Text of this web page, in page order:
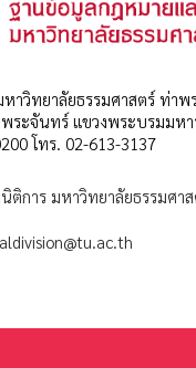
าวิทยาลัยธรรมศาสตร์ ท่าพ
ระจันทร์ แขวงพระบรมมหา
โทร. 02-613-3137
ติการ มหาวิทยาลัยธรรมศา